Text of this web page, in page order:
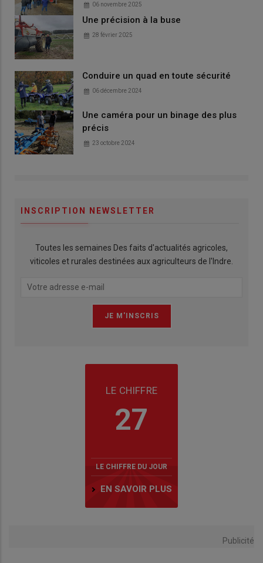
06 novembre 2025
Une précision à la buse
28 février 2025
Conduire un quad en toute sécurité
06 décembre 2024
Une caméra pour un binage des plus
précis
23 octobre 2024
INSCRIPTION NEWSLETTER
Toutes les semaines Des faits d'actualités agricoles,
viticoles et rurales destinées aux agriculteurs de l'Indre.
LE CHIFFRE
27
LE CHIFFRE DU JOUR
EN SAVOIR PLUS
Publicité